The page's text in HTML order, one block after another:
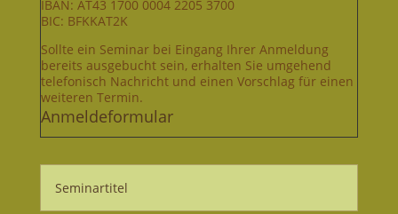
IBAN: AT43 1700 0004 2205 3700
BIC: BFKKAT2K
Sollte ein Seminar bei Eingang Ihrer Anmeldung
bereits ausgebucht sein, erhalten Sie umgehend
telefonisch Nachricht und einen Vorschlag für einen
weiteren Termin.
Anmeldeformular